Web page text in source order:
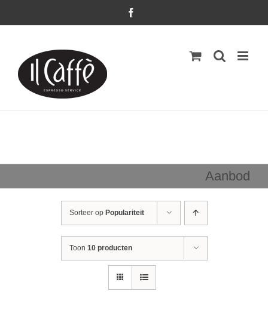
Aanbod
Sorteer op Populariteit
Toon 10 producten